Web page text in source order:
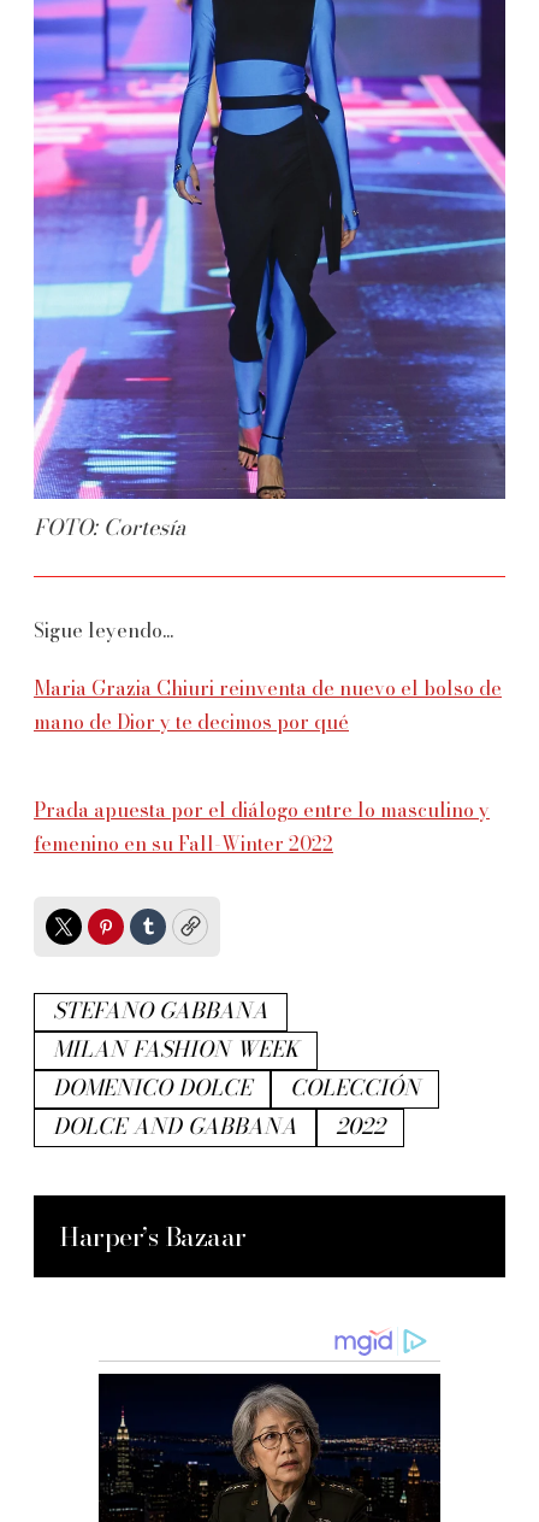
FOTO: Cortesía
Sigue leyendo...
Maria Grazia Chiuri reinventa de nuevo el bolso de
mano de Dior y te decimos por qué
Prada apuesta por el diálogo entre lo masculino y
femenino en su Fall-Winter 2022
TwitterPinterest
TumblrCopy
STEFANO GABBANA
MILAN FASHION WEEK
DOMENICO DOLCE
COLECCIÓN
DOLCE AND GABBANA
2022
Harper’s Bazaar